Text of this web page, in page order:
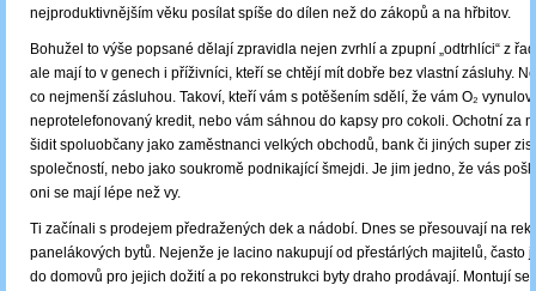
nejproduktivnějším věku posílat spíše do dílen než do zákopů a na hřbitov.
Bohužel to výše popsané dělají zpravidla nejen zvrhlí a zpupní „odtrhlíci“ z
ale mají to v genech i příživníci, kteří se chtějí mít dobře bez vlastní zásluhy.
co nejmenší zásluhou. Takoví, kteří vám s potěšením sdělí, že vám O₂
neprotelefonovaný kredit, nebo vám sáhnou do kapsy pro cokoli. Ochotní za
šidit spoluobčany jako zaměstnanci velkých obchodů, bank či jiných super
společností, nebo jako soukromě podnikající šmejdi. Je jim jedno, že vás
oni se mají lépe než vy.
Ti začínali s prodejem předražených dek a nádobí. Dnes se přesouvají na
panelákových bytů. Nejenže je lacino nakupují od přestárlých majitelů, často
do domovů pro jejich dožití a po rekonstrukci byty draho prodávají. Montují se